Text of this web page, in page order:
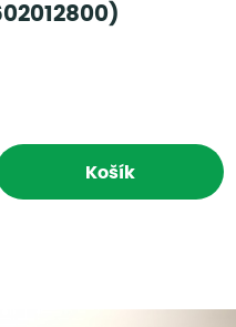
Košík